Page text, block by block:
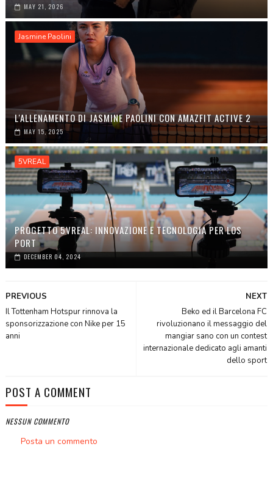
MAY 21, 2026
Jasmine Paolini
L'ALLENAMENTO DI JASMINE PAOLINI CON AMAZFIT ACTIVE 2
MAY 15, 2025
5VREAL
PROGETTO 5VREAL: INNOVAZIONE E TECNOLOGIA PER LOS
PORT
DECEMBER 04, 2024
NEXT
Beko ed il Barcelona FC
rivoluzionano il messaggio del
mangiar sano con un contest
internazionale dedicato agli amanti
dello sport
PREVIOUS
Il Tottenham Hotspur rinnova la
sponsorizzazione con Nike per 15
anni
POST A COMMENT
NESSUN COMMENTO
Posta un commento